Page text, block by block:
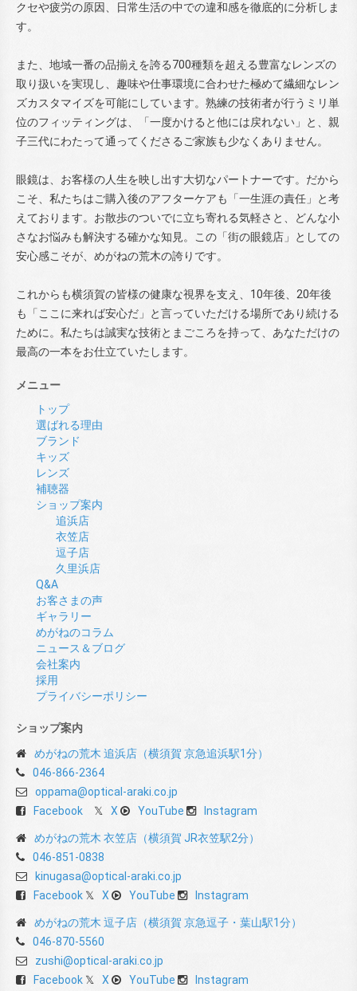
クセや疲労の原因、日常生活の中での違和感を徹底的に分析しま
す。
また、地域一番の品揃えを誇る700種類を超える豊富なレンズの
取り扱いを実現し、趣味や仕事環境に合わせた極めて繊細なレン
ズカスタマイズを可能にしています。熟練の技術者が行うミリ単
位のフィッティングは、「一度かけると他には戻れない」と、親
子三代にわたって通ってくださるご家族も少なくありません。
眼鏡は、お客様の人生を映し出す大切なパートナーです。だから
こそ、私たちはご購入後のアフターケアも「一生涯の責任」と考
えております。お散歩のついでに立ち寄れる気軽さと、どんな小
さなお悩みも解決する確かな知見。この「街の眼鏡店」としての
安心感こそが、めがねの荒木の誇りです。
これからも横須賀の皆様の健康な視界を支え、10年後、20年後
も「ここに来れば安心だ」と言っていただける場所であり続ける
ために。私たちは誠実な技術とまごころを持って、あなただけの
最高の一本をお仕立ていたします。
メニュー
トップ
選ばれる理由
ブランド
キッズ
レンズ
補聴器
ショップ案内
追浜店
衣笠店
逗子店
久里浜店
Q&A
お客さまの声
ギャラリー
めがねのコラム
ニュース＆ブログ
会社案内
採用
プライバシーポリシー
ショップ案内
めがねの荒木 追浜店（横須賀 京急追浜駅1分）
046-866-2364
oppama@optical-araki.co.jp
Facebook
X YouTube Instagram
めがねの荒木 衣笠店（横須賀 JR衣笠駅2分）
046-851-0838
kinugasa@optical-araki.co.jp
Facebook
X YouTube Instagram
めがねの荒木 逗子店（横須賀 京急逗子・葉山駅1分）
046-870-5560
zushi@optical-araki.co.jp
Facebook
X YouTube Instagram